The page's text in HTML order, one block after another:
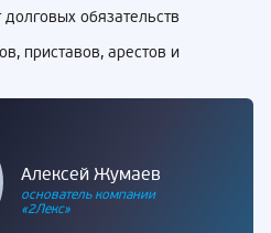
обязательств
приставов, арестов и
Алексей Жумаев
основатель компании
«2Лекс»